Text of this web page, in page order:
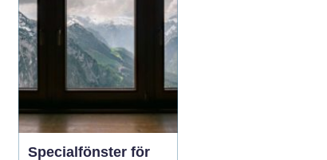
sitter bättre ä...
Specialfönster för